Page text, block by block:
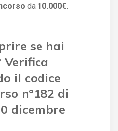
da 10.000€.
se hai
Verifica
il codice
n°182 di
dicembre